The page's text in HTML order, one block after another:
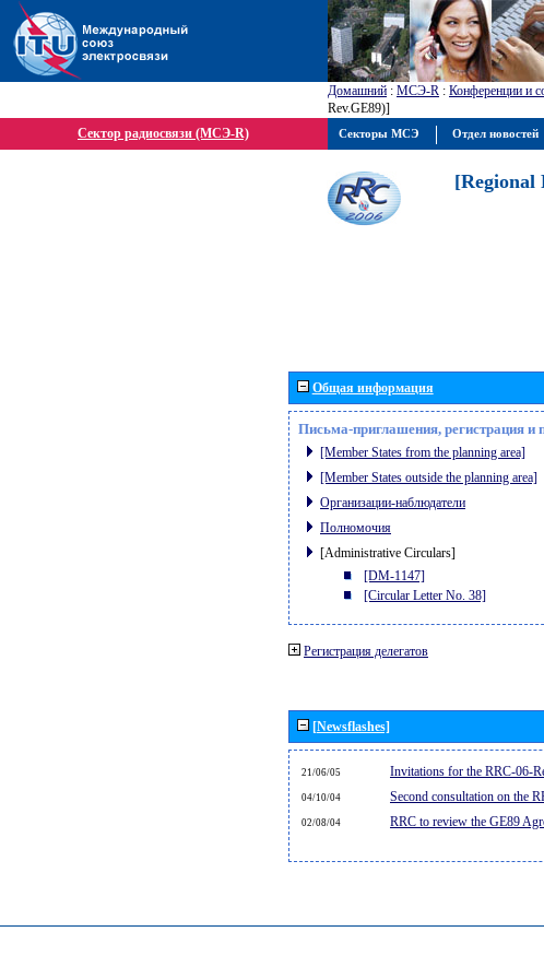
Домашний : МСЭ-R : Конференции и
Rev.GE89)]
Сектор радиосвязи (МСЭ-R)
[Regional
Общая информация
Письма-приглашения, регистрация и
[Member States from the planning area]
[Member States outside the planning area]
Организации-наблюдатели
Полномочия
[Administrative Circulars]
[DM-1147]
[Circular Letter No. 38]
Регистрация делегатов
[Newsflashes]
21/06/05 Invitations for the RRC-06-
04/10/04 Second consultation on the
02/08/04 RRC to review the GE89
Секторы МСЭ Отдел новостей